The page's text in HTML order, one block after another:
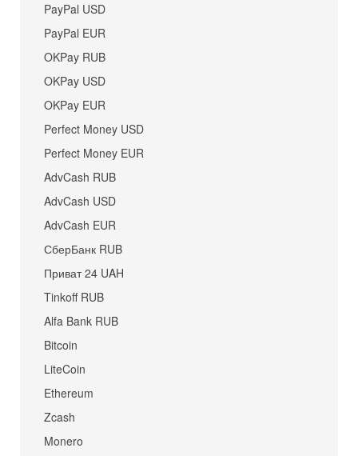
PayPal USD
PayPal EUR
OKPay RUB
OKPay USD
OKPay EUR
Perfect Money USD
Perfect Money EUR
AdvCash RUB
AdvCash USD
AdvCash EUR
СберБанк RUB
Приват 24 UAH
Tinkoff RUB
Alfa Bank RUB
Bitcoin
LiteCoin
Ethereum
Zcash
Monero